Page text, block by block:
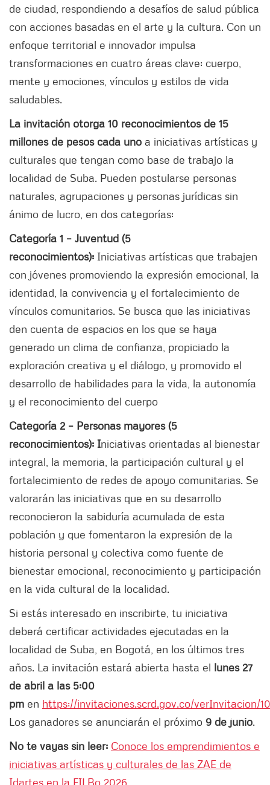
de ciudad, respondiendo a desafíos de salud pública
con acciones basadas en el arte y la cultura. Con un
enfoque territorial e innovador impulsa
transformaciones en cuatro áreas clave: cuerpo,
mente y emociones, vínculos y estilos de vida
saludables.
La invitación otorga 10 reconocimientos de 15
millones de pesos cada uno a iniciativas artísticas y
culturales que tengan como base de trabajo la
localidad de Suba. Pueden postularse personas
naturales, agrupaciones y personas jurídicas sin
ánimo de lucro, en dos categorías:
Categoría 1 – Juventud (5
reconocimientos): Iniciativas artísticas que trabajen
con jóvenes promoviendo la expresión emocional, la
identidad, la convivencia y el fortalecimiento de
vínculos comunitarios. Se busca que las iniciativas
den cuenta de espacios en los que se haya
generado un clima de confianza, propiciado la
exploración creativa y el diálogo, y promovido el
desarrollo de habilidades para la vida, la autonomía
y el reconocimiento del cuerpo
Categoría 2 – Personas mayores (5
reconocimientos): Iniciativas orientadas al bienestar
integral, la memoria, la participación cultural y el
fortalecimiento de redes de apoyo comunitarias. Se
valorarán las iniciativas que en su desarrollo
reconocieron la sabiduría acumulada de esta
población y que fomentaron la expresión de la
historia personal y colectiva como fuente de
bienestar emocional, reconocimiento y participación
en la vida cultural de la localidad.
Si estás interesado en inscribirte, tu iniciativa
deberá certificar actividades ejecutadas en la
localidad de Suba, en Bogotá, en los últimos tres
años. La invitación estará abierta hasta el lunes 27
de abril a las 5:00
pm en https://invitaciones.scrd.gov.co/verInvitacion/
Los ganadores se anunciarán el próximo 9 de junio.
No te vayas sin leer: Conoce los emprendimientos e
iniciativas artísticas y culturales de las ZAE de
Idartes en la FILBo 2026